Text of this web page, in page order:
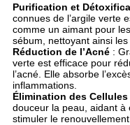
Purification et
connues de l’argile verte
comme un aimant pour
sébum, nettoyant ainsi
Réduction de l’Acné :
verte est efficace pour
l’acné. Elle absorbe
inflammations.
Élimination des
douceur la peau, aidant à
stimuler le